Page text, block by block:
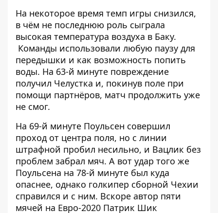
На некоторое время темп игры снизился,
в чём не последнюю роль сыграла
высокая температура воздуха в Баку.
Команды использовали любую паузу для
передышки и как возможность попить
воды. На 63-й минуте повреждение
получил Челустка и, покинув поле при
помощи партнёров, матч продолжить уже
не смог.
На 69-й минуте Поульсен совершил
проход от центра поля, но с линии
штрафной пробил несильно, и Вацлик без
проблем забрал мяч. А вот удар того же
Поульсена на 78-й минуте был куда
опаснее, однако голкипер сборной Чехии
справился и с ним. Вскоре автор пяти
мячей на Евро-2020 Патрик Шик